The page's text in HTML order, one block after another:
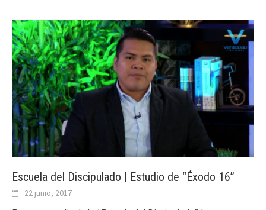
Escuela del Discipulado | Estudio de “Éxodo 16”
22 junio, 2017